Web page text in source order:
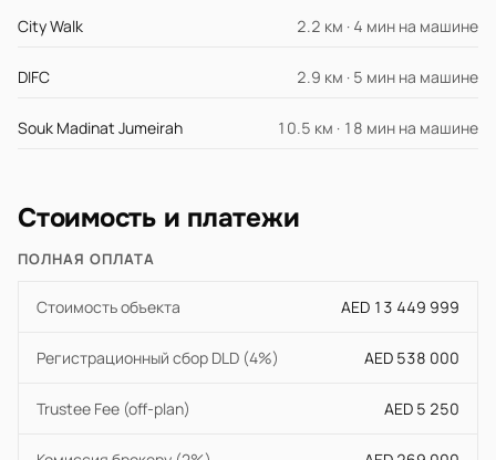
City Walk 2.2 км · 4 мин на машине
DIFC 2.9 км · 5 мин на машине
Souk Madinat Jumeirah 10.5 км · 18 мин на машине
Стоимость и платежи
ПОЛНАЯ ОПЛАТА
Стоимость объекта AED 13 449 999
Регистрационный сбор DLD (4%) AED 538 000
Trustee Fee (off-plan) AED 5 250